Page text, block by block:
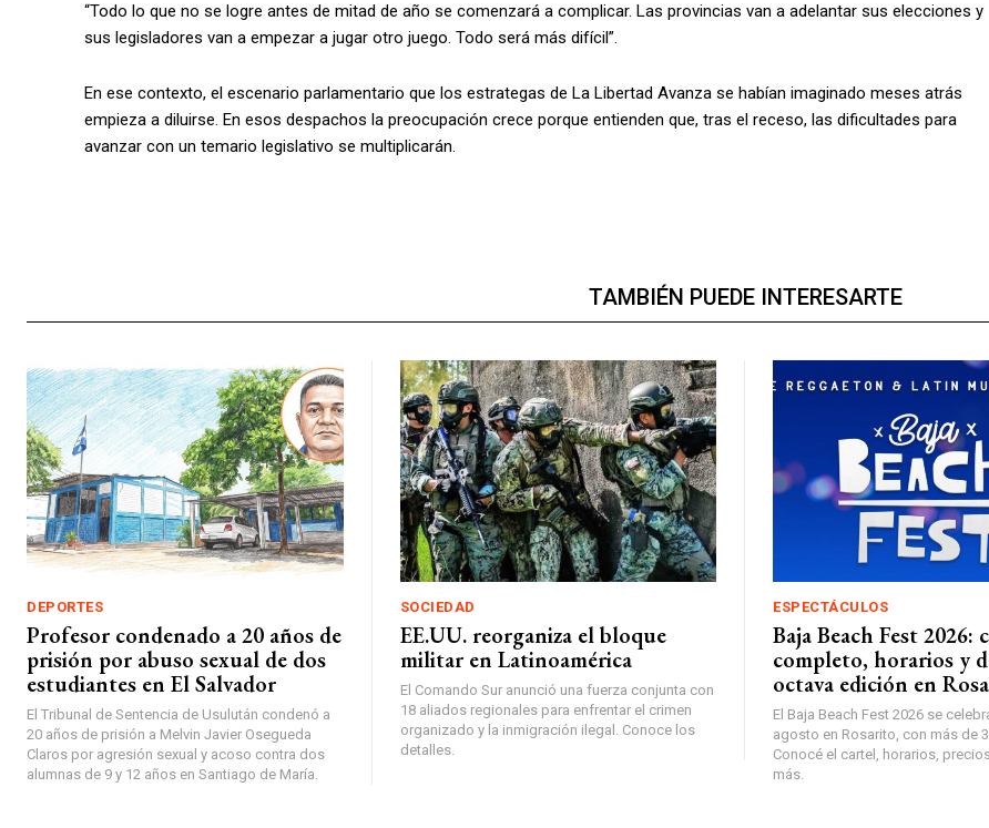
“Todo lo que no se logre antes de mitad de año se comenzará a complicar. Las provincias van a adelantar sus elecciones y
sus legisladores van a empezar a jugar otro juego. Todo será más difícil”.
En ese contexto, el escenario parlamentario que los estrategas de La Libertad Avanza se habían imaginado meses atrás
empieza a diluirse. En esos despachos la preocupación crece porque entienden que, tras el receso, las dificultades para
avanzar con un temario legislativo se multiplicarán.
TAMBIÉN PUEDE INTERESARTE
DEPORTES
Profesor condenado a 20 años de
prisión por abuso sexual de dos
estudiantes en El Salvador
El Tribunal de Sentencia de Usulután condenó a
20 años de prisión a Melvin Javier Osegueda
Claros por agresión sexual y acoso contra dos
alumnas de 9 y 12 años en Santiago de María.
SOCIEDAD
EE.UU. reorganiza el bloque
militar en Latinoamérica
El Comando Sur anunció una fuerza conjunta con
18 aliados regionales para enfrentar el crimen
organizado y la inmigración ilegal. Conoce los
detalles.
ESPECTÁCULOS
Baja Beach Fest 2026:
completo, horarios y
octava edición en
El Baja Beach Fest 2026 se
agosto en Rosarito, con más de
Conocé el cartel, horarios,
más.